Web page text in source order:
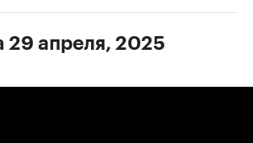
29 апреля, 2025